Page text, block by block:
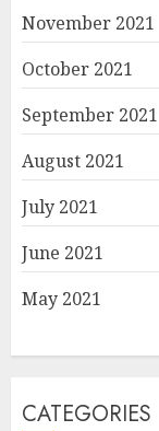
November 2021
October 2021
September 2021
August 2021
July 2021
June 2021
May 2021
CATEGORIES